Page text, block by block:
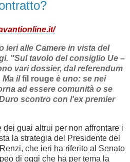
ieri alle Camere in vista del
"Sul tavolo del consiglio Ue –
vari dossier, dal referendum
Ma ilfil rouge è uno: se nei
ad essere comunità o se
scontro con l'ex premier
dei guai altrui per non affrontare i
la strategia del Presidente del
che ieri ha riferito al Senato
di oggi che ha per tema la